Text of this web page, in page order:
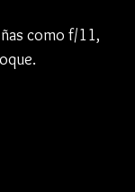
como f/11,